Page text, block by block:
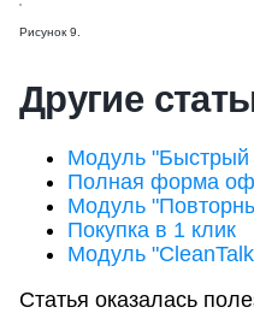
Рисунок 9.
Другие
Модуль "Быстрый
Полная форма
Модуль
Покупка в 1 клик
Модуль
Статья оказалась